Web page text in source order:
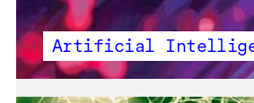
Artificial